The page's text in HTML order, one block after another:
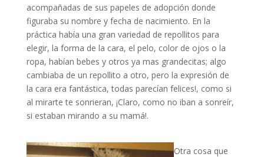
acompañadas de sus papeles de adopción donde
figuraba su nombre y fecha de nacimiento. En la
práctica había una gran variedad de repollitos para
elegir, la forma de la cara, el pelo, color de ojos o la
ropa, habían bebes y otros ya mas grandecitas; algo
cambiaba de un repollito a otro, pero la expresión de
la cara era fantástica, todas parecían felices!, como si
al mirarte te sonrieran, ¡Claro, como no iban a sonreír,
si estaban mirando a su mamá!.
Otra cosa que